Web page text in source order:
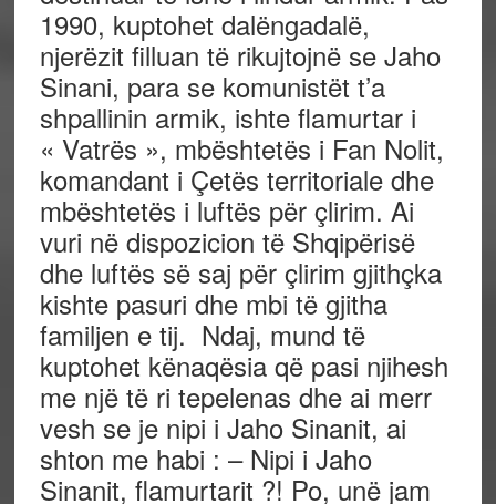
1990, kuptohet dalëngadalë,
njerëzit filluan të rikujtojnë se Jaho
Sinani, para se komunistët t’a
shpallinin armik, ishte flamurtar i
« Vatrës », mbështetës i Fan Nolit,
komandant i Çetës territoriale dhe
mbështetës i luftës për çlirim. Ai
vuri në dispozicion të Shqipërisë
dhe luftës së saj për çlirim gjithçka
kishte pasuri dhe mbi të gjitha
familjen e tij. Ndaj, mund të
kuptohet kënaqësia që pasi njihesh
me një të ri tepelenas dhe ai merr
vesh se je nipi i Jaho Sinanit, ai
shton me habi : – Nipi i Jaho
Sinanit, flamurtarit ?! Po, unë jam